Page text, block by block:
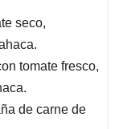
seco,
tomate fresco,
de carne de